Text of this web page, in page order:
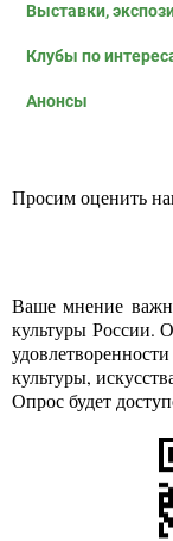
Выставки,
Клубы по
Анонсы
Просим оценить
Ваше мнение
культуры России.
культуры,
Опрос будет